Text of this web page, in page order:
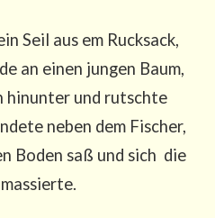
Seil aus em Ruck­sack,
an einen jun­gen Baum,
hin­un­ter und rutsch­te
neben dem Fischer,
Boden saß und sich die